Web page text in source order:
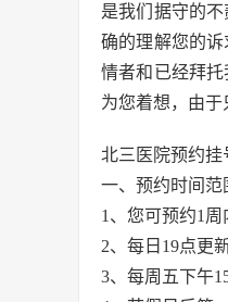
是我们据守的
确的理解您的
情者和已经拜
为您着想，由于
北三医院预约挂
一、预约时间范
1、您可预约1
2、每日19点更
3、每周五下午